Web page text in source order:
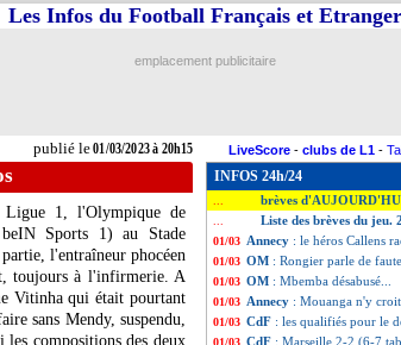
publié le01/03/2023 à 20h15
Les Infos du Football Français et Etranger
emplacement publicitaire
LiveScore - clubs de L1 -
Ligue 1, l'Olympique de
Sports 1) au Stade
l'entraîneur phocéen
toujours à l'infirmerie. A
Vitinha qui était pourtant
sans Mendy, suspendu,
les compositions des deux
INFOS 24h/24
brèves
Liste des brèves du jeu.
01/03 Annecy : le héros Callens
01/03 OM : Rongier parle de
01/03 OM : Mbemba désabusé...
01/03 Annecy : Mouanga n'y
01/03 CdF : les qualifiés pour le
01/03 CdF : Marseille 2-2 (6-7